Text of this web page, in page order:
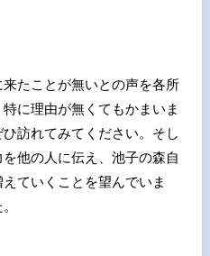
たことが無いとの声を各所
に理由が無くてもかまいま
訪れてみてください。そし
他の人に伝え、池子の森自
ていくことを望んでいま